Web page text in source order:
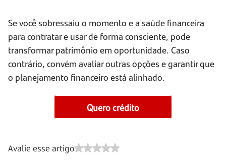
Se você sobressaiu o momento e a saúde financeira
para contratar e usar de forma consciente, pode
transformar patrimônio em oportunidade. Caso
contrário, convém avaliar outras opções e garantir que
o planejamento financeiro está alinhado.
Quero crédito
Avalie esse artigo